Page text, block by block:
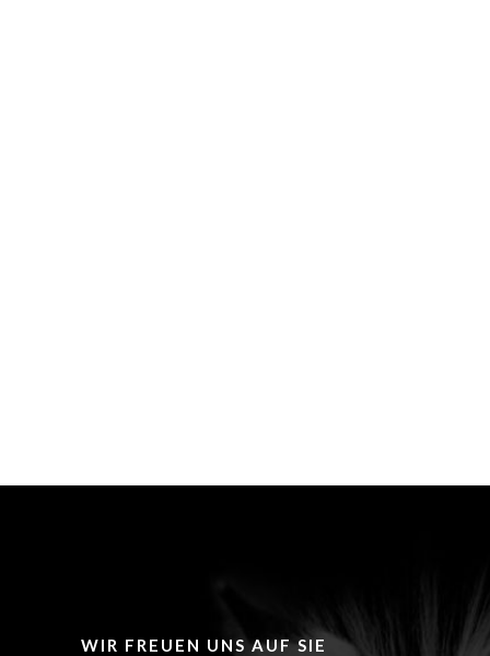
WIR FREUEN UNS AUF SIE